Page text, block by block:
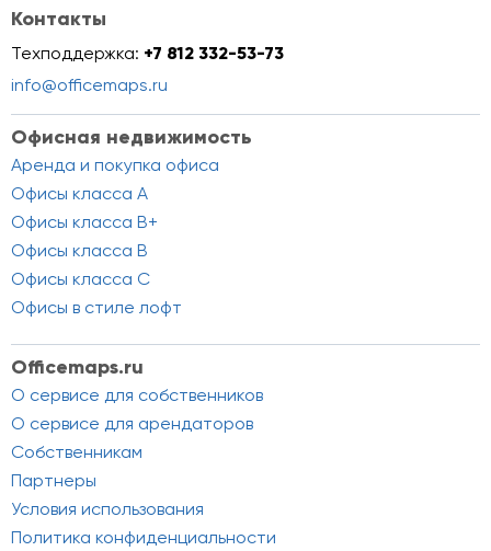
Контакты
Техподдержка: +7 812 332-53-73
info@officemaps.ru
Офисная недвижимость
Аренда и покупка офиса
Офисы класса A
Офисы класса B+
Офисы класса B
Офисы класса C
Офисы в стиле лофт
Officemaps.ru
О сервисе для собственников
О сервисе для арендаторов
Собственникам
Партнеры
Условия использования
Политика конфиденциальности